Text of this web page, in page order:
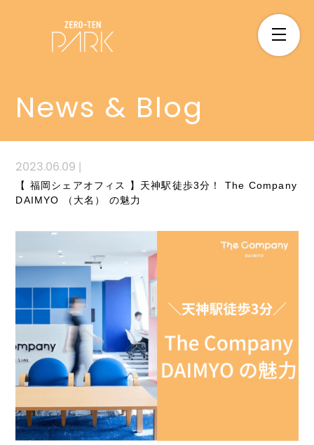
News & Blog
2023.06.09 |
【 福岡シェアオフィス 】天神駅徒歩3分！ The Company
DAIMYO （大名） の魅力